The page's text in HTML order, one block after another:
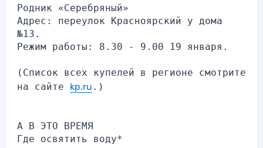
Родник «Серебряный»
Адрес: переулок Красноярский у дома
№13.
Режим работы: 8.30 - 9.00 19 января.
(Список всех купелей в регионе смотрите
на сайте kp.ru .)
А В ЭТО ВРЕМЯ
Где освятить воду*